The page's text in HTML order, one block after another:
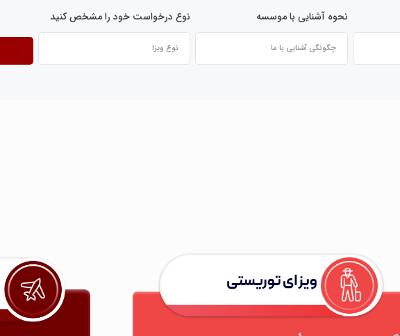
نحوه آشنایی با موسسه نوع درخواست خود را مشخص کنید